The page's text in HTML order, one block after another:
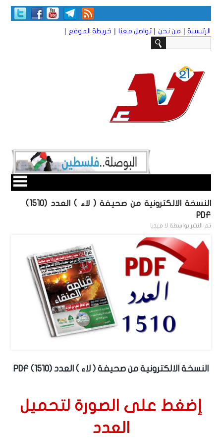
الرئيسية | من نحن | تواصل معنا | خريطة الموقع |
النسخة الالكترونية من صحيفة ( لاء ) العدد (1510)
PDF
تم النشر بواسطة لا ميديا
النسخة الالكترونية من صحيفة ( لاء ) العدد (1510) PDF
إضغط على الصورة لتحميل
العدد